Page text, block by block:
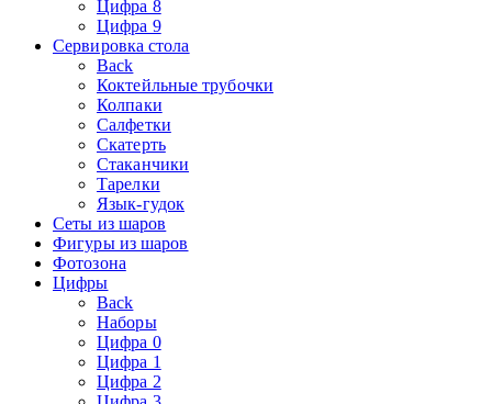
Цифра 8
Цифра 9
Сервировка стола
Back
Коктейльные трубочки
Колпаки
Салфетки
Скатерть
Стаканчики
Тарелки
Язык-гудок
Сеты из шаров
Фигуры из шаров
Фотозона
Цифры
Back
Наборы
Цифра 0
Цифра 1
Цифра 2